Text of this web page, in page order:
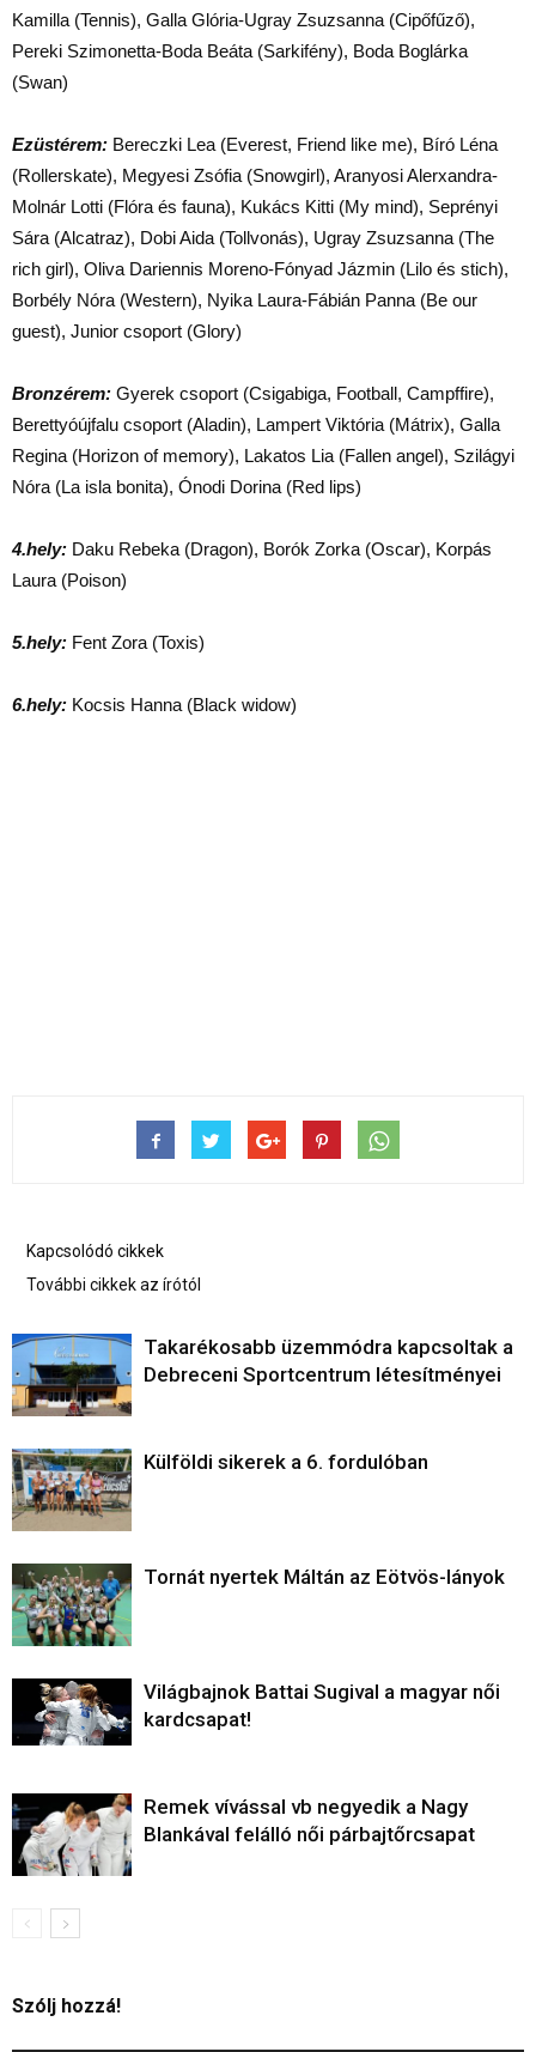
Kamilla (Tennis), Galla Glória-Ugray Zsuzsanna (Cipőfűző),
Pereki Szimonetta-Boda Beáta (Sarkifény), Boda Boglárka
(Swan)
Ezüstérem: Bereczki Lea (Everest, Friend like me), Bíró Léna
(Rollerskate), Megyesi Zsófia (Snowgirl), Aranyosi Alerxandra-
Molnár Lotti (Flóra és fauna), Kukács Kitti (My mind), Seprényi
Sára (Alcatraz), Dobi Aida (Tollvonás), Ugray Zsuzsanna (The
rich girl), Oliva Dariennis Moreno-Fónyad Jázmin (Lilo és stich),
Borbély Nóra (Western), Nyika Laura-Fábián Panna (Be our
guest), Junior csoport (Glory)
Bronzérem: Gyerek csoport (Csigabiga, Football, Campffire),
Berettyóújfalu csoport (Aladin), Lampert Viktória (Mátrix), Galla
Regina (Horizon of memory), Lakatos Lia (Fallen angel), Szilágyi
Nóra (La isla bonita), Ónodi Dorina (Red lips)
4.hely: Daku Rebeka (Dragon), Borók Zorka (Oscar), Korpás
Laura (Poison)
5.hely: Fent Zora (Toxis)
6.hely: Kocsis Hanna (Black widow)
Kapcsolódó cikkek
További cikkek az írótól
Takarékosabb üzemmódra kapcsoltak a
Debreceni Sportcentrum létesítményei
Külföldi sikerek a 6. fordulóban
Tornát nyertek Máltán az Eötvös-lányok
Világbajnok Battai Sugival a magyar női
kardcsapat!
Remek vívással vb negyedik a Nagy
Blankával felálló női párbajtőrcsapat
Szólj hozzá!